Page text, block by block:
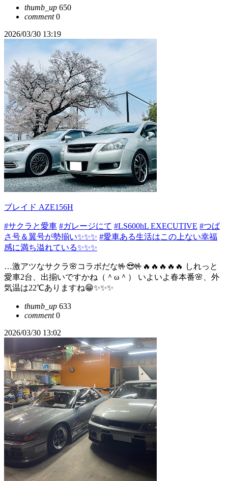
thumb_up 650
comment0
2026/03/30 13:19
ブレイド AZE156H
#サクラと愛車 #ガレージにて #LS600hL EXECUTIVE #つば
さ号＆翼号が勢揃い✨✨✨ #愛車ある生活はこの上ない幸福
感に満ち溢れている✨✨✨
…激アツなサクラ🌸コラボだな🤟😎🤟🔥🔥🔥🔥🔥 しれっと
愛車2台、出揃いですかね（＾ω＾） いよいよ春本番🌸、外
気温は22℃ありますね😁✨✨✨
thumb_up 633
comment0
2026/03/30 13:02